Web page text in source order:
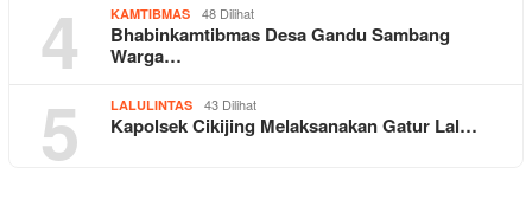
4 KAMTIBMAS 48 Dilihat
Bhabinkamtibmas Desa Gandu Sambang
Warga…
5 LALULINTAS 43 Dilihat
Kapolsek Cikijing Melaksanakan Gatur Lal…